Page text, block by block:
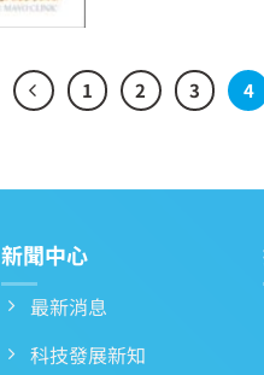
1 2 3 4
新聞中心
最新消息
科技發展新知